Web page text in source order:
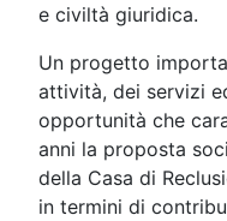
e civiltà giuridica.
Un progetto
attività, dei servizi
opportunità che
anni la proposta
della Casa di
in termini di